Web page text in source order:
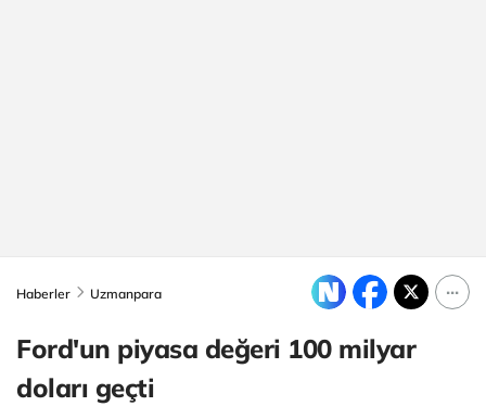
Haberler Uzmanpara
Ford'un piyasa değeri 100 milyar
doları geçti